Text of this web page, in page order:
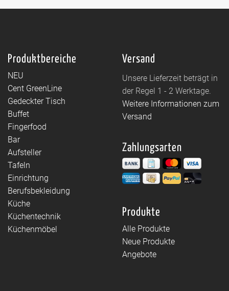
Produktbereiche
NEU
Cent GreenLine
Gedeckter Tisch
Buffet
Fingerfood
Bar
Aufsteller
Tafeln
Einrichtung
Berufsbekleidung
Küche
Küchentechnik
Küchenmöbel
Versand
Unsere Lieferzeit beträgt in
der Regel 1 - 2 Werktage.
Weitere Informationen zum
Versand
Zahlungsarten
Produkte
Alle Produkte
Neue Produkte
Angebote